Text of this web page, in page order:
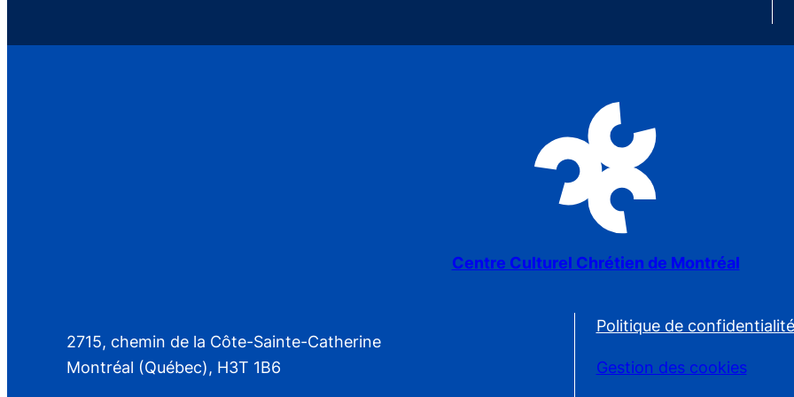
Centre Culturel Chrétien de Montréal
2715, chemin de la Côte-Sainte-Catherine
Montréal (Québec), H3T 1B6
Politique de confidentialité
Gestion des cookies